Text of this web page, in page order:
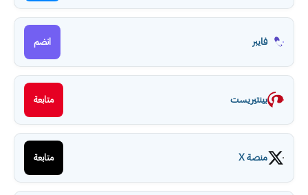
فايبر انضم
بينتيريست متابعة
منصة X متابعة